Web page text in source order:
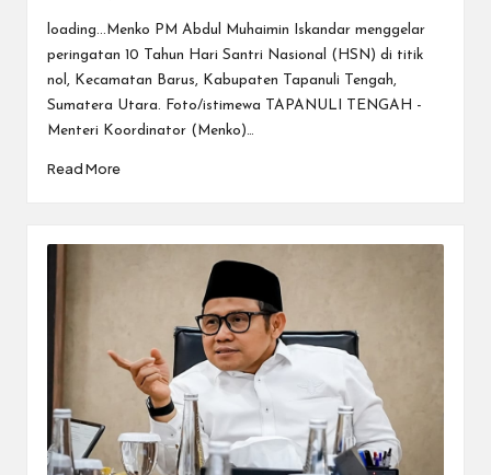
byloading...Menko PM Abdul Muhaimin Iskandar menggelar
peringatan 10 Tahun Hari Santri Nasional (HSN) di titik
nol, Kecamatan Barus, Kabupaten Tapanuli Tengah,
Sumatera Utara. Foto/istimewa TAPANULI TENGAH -
Menteri Koordinator (Menko)…
Read More